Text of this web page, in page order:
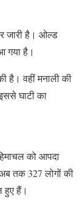
जारी है। ओल्ड
गया है।
है। वहीं मनाली की
घाटी का
को आपदा
तक 327 लोगों की
हुए हैं।